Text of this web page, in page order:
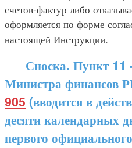
счетов-фактур либо
оформляется по форме
настоящей Инструкции.
Сноска. Пункт 11 -
Министра финансов
905 (вводится в
десяти календарных
первого